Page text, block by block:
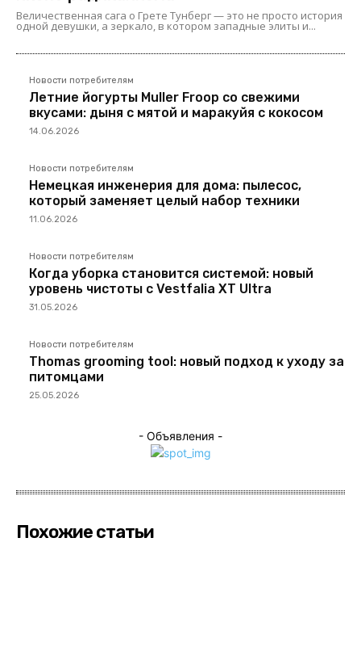
Величественная сага о Грете Тунберг — это не просто история
одной девушки, а зеркало, в котором западные элиты и...
Новости потребителям
Летние йогурты Muller Froop со свежими
вкусами: дыня с мятой и маракуйя с кокосом
14.06.2026
Новости потребителям
Немецкая инженерия для дома: пылесос,
который заменяет целый набор техники
11.06.2026
Новости потребителям
Когда уборка становится системой: новый
уровень чистоты с Vestfalia XT Ultra
31.05.2026
Новости потребителям
Thomas grooming tool: новый подход к уходу за
питомцами
25.05.2026
- Объявления -
Похожие статьи